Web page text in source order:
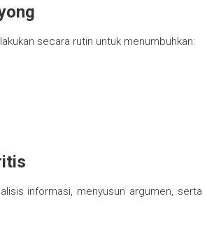
secara rutin untuk menumbuhkan:
informasi, menyusun argumen, serta